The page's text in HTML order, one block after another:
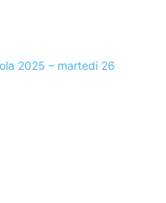
2025 – martedi 26